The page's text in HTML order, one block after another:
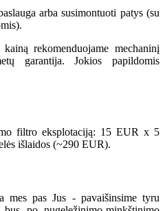
arba susimontuoti patys (su
rekomenduojame mechaninį
garantija. Jokios papildomis
filtro eksplotaciją: 15 EUR x 5
išlaidos (~290 EUR).
pas Jus - pavaišinsime tyru